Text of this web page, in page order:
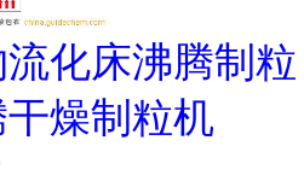
化床沸腾制粒
燥制粒机